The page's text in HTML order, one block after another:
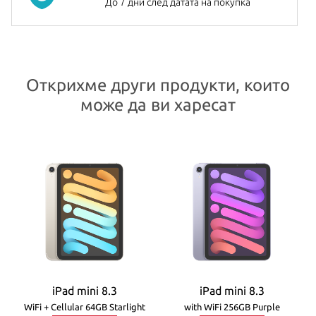
Silver и Gold.
обслужване от Apple Authorized Service Provider (официални
сервизни центрове на Apple).
Открихме други продукти, които
може да ви харесат
iPad mini 8.3
WiFi + Cellular 64GB Starlight
iPad mini 8.3
with WiFi 256GB Purple